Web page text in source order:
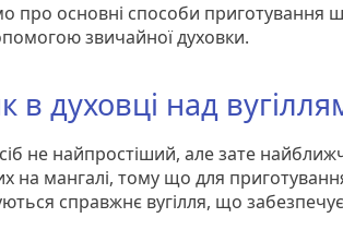
про основні способи приготування
звичайної духовки.
духовці над
не найпростіший, але зате
на мангалі, тому що для
справжнє вугілля, що